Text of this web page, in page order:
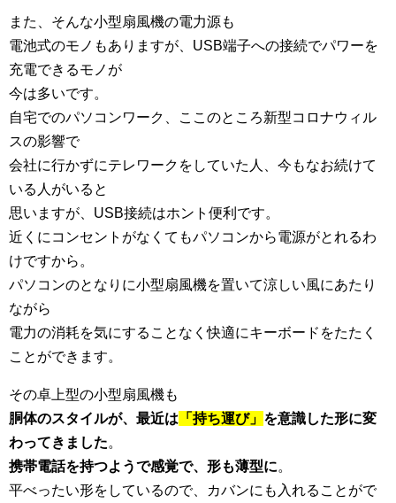
また、そんな小型扇風機の電力源も
電池式のモノもありますが、USB端子への接続でパワーを
充電できるモノが
今は多いです。
自宅でのパソコンワーク、ここのところ新型コロナウィル
スの影響で
会社に行かずにテレワークをしていた人、今もなお続けて
いる人がいると
思いますが、USB接続はホント便利です。
近くにコンセントがなくてもパソコンから電源がとれるわ
けですから。
パソコンのとなりに小型扇風機を置いて涼しい風にあたり
ながら
電力の消耗を気にすることなく快適にキーボードをたたく
ことができます。
その卓上型の小型扇風機も
胴体のスタイルが、最近は 「持ち運び」 を意識した形に変
わってきました。
携帯電話を持つようで感覚で、形も薄型に。
平べったい形をしているので、カバンにも入れることがで